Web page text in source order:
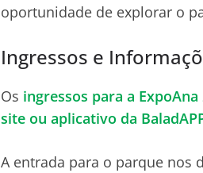
oportunidade de explorar o
Ingressos e
Os ingressos para a
site ou aplicativo da
A entrada para o parque nos